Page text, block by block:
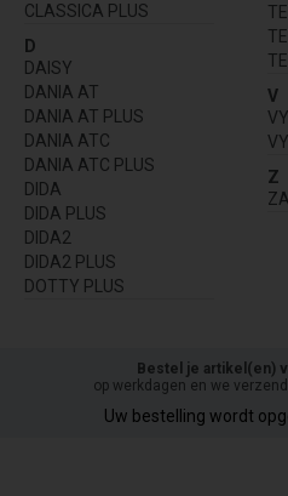
CLASSICA PLUS
D
DAISY
DANIA AT
DANIA AT PLUS
DANIA ATC
DANIA ATC PLUS
DIDA
DIDA PLUS
DIDA2
DIDA2 PLUS
DOTTY PLUS
V
Z
Bestel je artikel(en)
op werkdagen en we
Uw bestelling wordt